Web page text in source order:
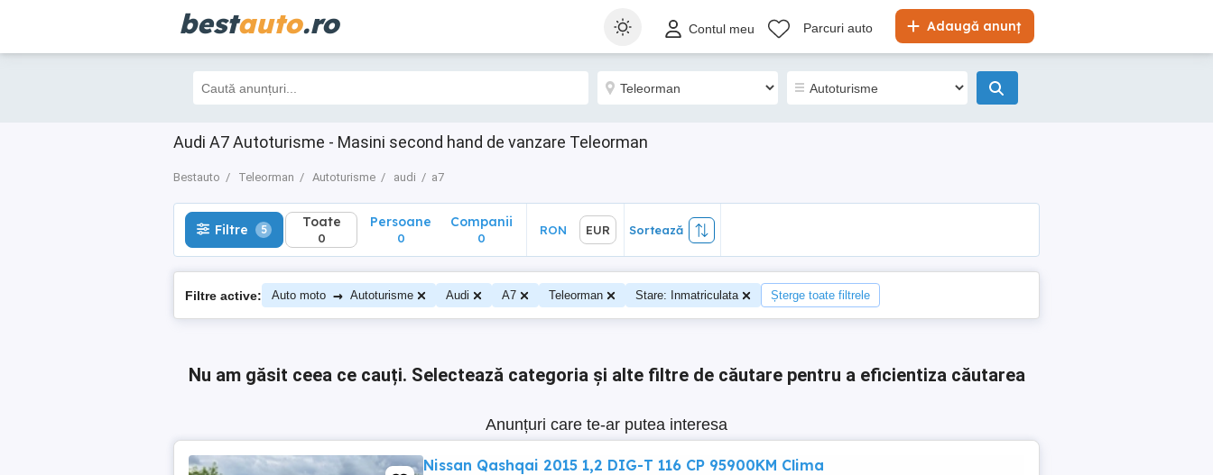
bestauto.ro Adaugă anunț
Contul meu Parcuri auto
Audi A7 Autoturisme - Masini second hand de vanzare Teleorman
Bestauto Teleorman Autoturisme audi a7
Filtre 5 Toate
0
Sortează
Filtre 5 Toate
0
Persoane
0
Companii
0
RON EUR Sortează
Filtre active: Auto moto → Autoturisme Audi A7 Teleorman Stare: Inmatriculata Șterge toate filtrele
Nu am găsit ceea ce cauți. Selectează categoria și alte filtre de căutare pentru a eficientiza căutarea
Anunțuri care te-ar putea interesa
Nissan Qashqai 2015 1,2 DIG-T 116 CP 95900KM Clima